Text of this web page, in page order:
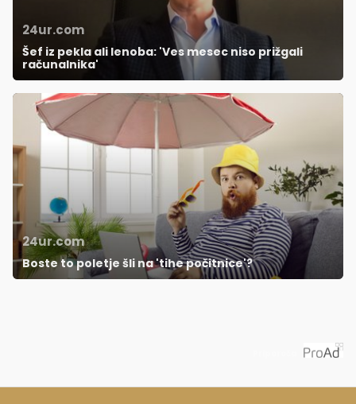
24ur.com
Šef iz pekla ali lenoba: 'Ves mesec niso prižgali
računalnika'
24ur.com
Boste to poletje šli na 'tihe počitnice'?